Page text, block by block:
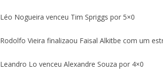
Léo Nogueira venceu Tim Spriggs por 5×0
Rodolfo Vieira finalizaou Faisal Alkitbe com um
Leandro Lo venceu Alexandre Souza por 4×0